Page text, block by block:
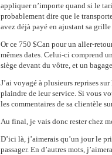
appliquer n’importe quand si le
probablement dire que le
avez déjà payé en ajustant sa
Or ce 750 $Can pour un aller-
mêmes dates. Celui-ci comprend
siège devant du vôtre, et un
J’ai voyagé à plusieurs reprises sur
plaindre de leur service. Si vous
les commentaires de sa clientèle
Au final, je vais donc rester chez
D’ici là, j’aimerais qu’un jour le
passager. En d’autres mots,